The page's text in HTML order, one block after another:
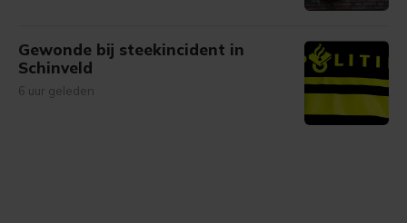
Gewonde bij steekincident in
Schinveld
6 uur geleden